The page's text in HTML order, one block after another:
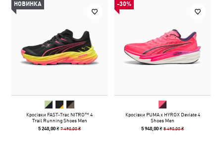
НОВИНКА
Кросівки FAST-Trac NITRO™ 4
Trail Running Shoes Men
5 240,00 ₴7 490,00 ₴
-30%
Кросівки PUMA x HYROX Deviate 4
Shoes Men
5 940,00 ₴8 490,00 ₴